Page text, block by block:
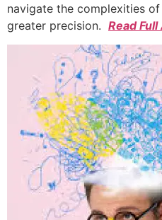
navigate the complexities
greater precision. Read